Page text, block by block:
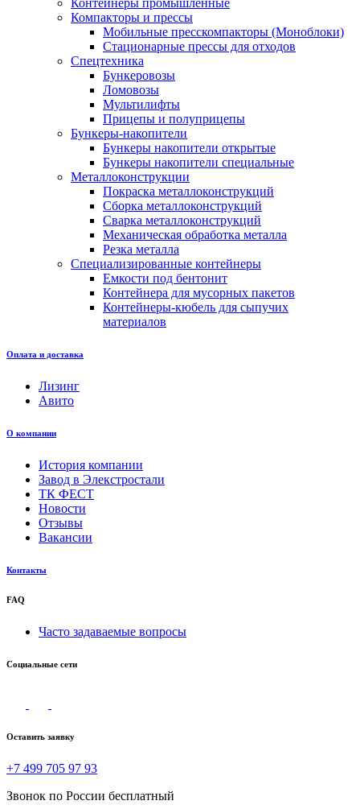
Контейнеры промышленные
Компакторы и прессы
Мобильные пресскомпакторы (Моноблоки)
Стационарные прессы для отходов
Спецтехника
Бункеровозы
Ломовозы
Мультилифты
Прицепы и полуприцепы
Бункеры-накопители
Бункеры накопители открытые
Бункеры накопители специальные
Металлоконструкции
Покраска металлоконструкций
Сборка металлоконструкций
Сварка металлоконструкций
Механическая обработка металла
Резка металла
Специализированные контейнеры
Емкости под бентонит
Контейнера для мусорных пакетов
Контейнеры-кюбель для сыпучих
материалов
Оплата и доставка
Лизинг
Авито
О компании
История компании
Завод в Элекстростали
ТК ФЕСТ
Новости
Отзывы
Вакансии
Контакты
FAQ
Часто задаваемые вопросы
Социальные сети
Оставить заявку
+7 499 705 97 93
Звонок по России бесплатный